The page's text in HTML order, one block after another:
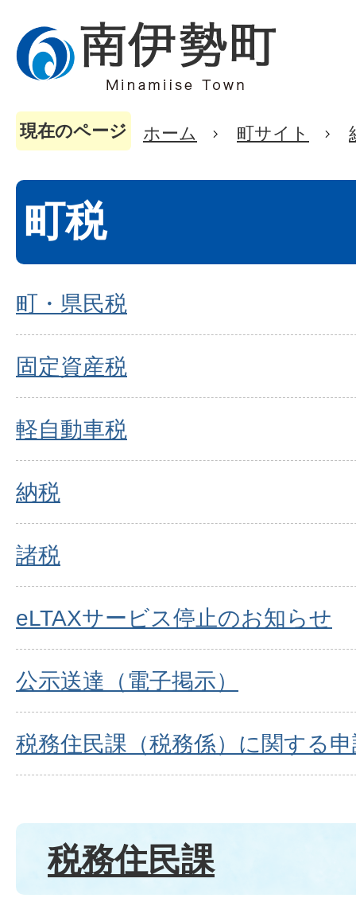
現在のページ ホーム 町サイト
町税
町・県民税
固定資産税
軽自動車税
納税
諸税
eLTAXサービス停止のお知らせ
公示送達（電子掲示）
税務住民課（税務係）に関する
税務住民課